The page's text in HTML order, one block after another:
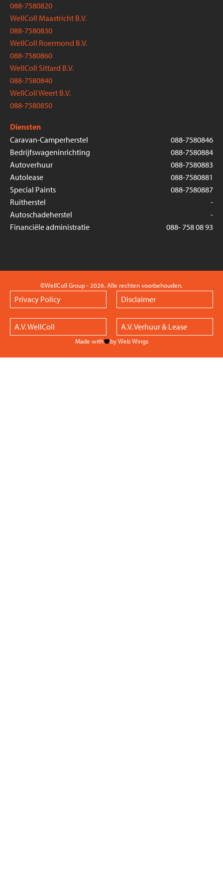
088-7580820
WellColl Maastricht B.V.
088-7580830
WellColl Roermond B.V.
088-7580860
WellColl Sittard B.V.
088-7580840
WellColl Weert B.V.
088-7580850
Diensten
Caravan-Camperherstel
088-7580846
Bedrijfswageninrichting
088-7580884
Autoverhuur
088-7580883
Autolease
088-7580881
Special Paints
088-7580887
Ruitherstel
-
Autoschadeherstel
-
Financiële administratie
088- 758 08 93
©WellColl Group - 2026. Alle rechten voorbehouden.
Privacy Policy Disclaimer
A.V. WellColl A.V. Verhuur & Lease
Made with by Web Wings